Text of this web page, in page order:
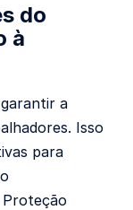
do
à
a
Isso
para